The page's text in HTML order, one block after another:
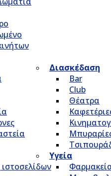
Διασκέδαση
Bar
Club
Θέατρα
Υγεία